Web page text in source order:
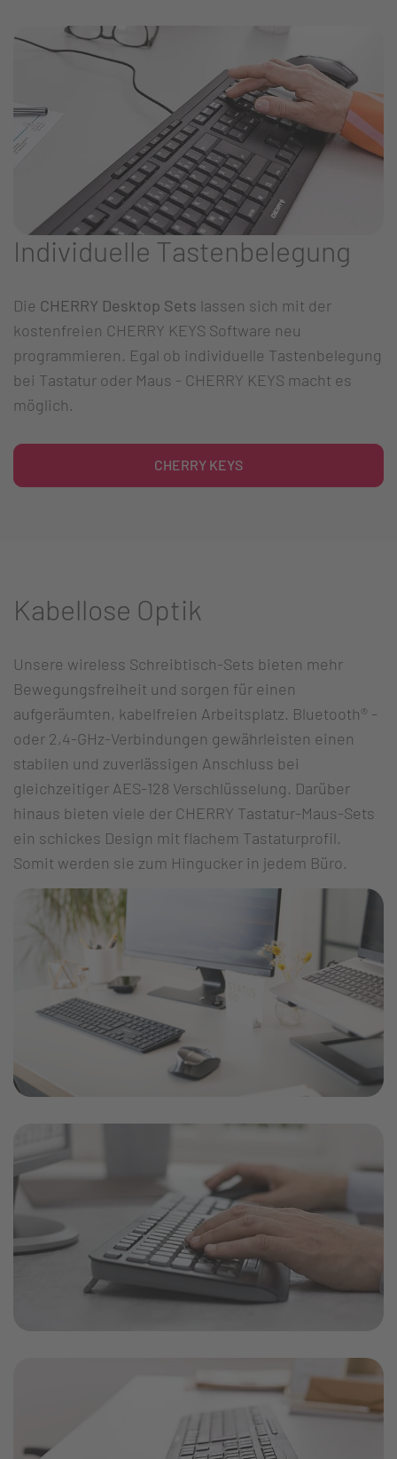
Individuelle Tastenbelegung
Die CHERRY Desktop Sets lassen sich mit der
kostenfreien CHERRY KEYS Software neu
programmieren. Egal ob individuelle Tastenbelegung
bei Tastatur oder Maus - CHERRY KEYS macht es
möglich.
CHERRY KEYS
Kabellose Optik
Unsere wireless Schreibtisch-Sets bieten mehr
Bewegungsfreiheit und sorgen für einen
aufgeräumten, kabelfreien Arbeitsplatz. Bluetooth® -
oder 2,4-GHz-Verbindungen gewährleisten einen
stabilen und zuverlässigen Anschluss bei
gleichzeitiger AES-128 Verschlüsselung. Darüber
hinaus bieten viele der CHERRY Tastatur-Maus-Sets
ein schickes Design mit flachem Tastaturprofil.
Somit werden sie zum Hingucker in jedem Büro.